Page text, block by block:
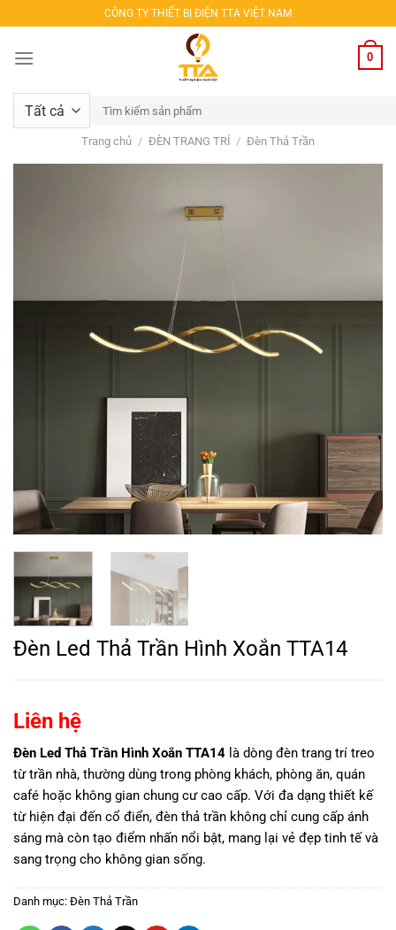
qua
nội
CÔNG TY THIẾT BỊ ĐIỆN TTA VIỆT NAM
0
Tìm
kiếm:
Trang chủ / ĐÈN TRANG TRÍ / Đèn Thả Trần
Đèn Led Thả Trần Hình Xoắn TTA14
Liên hệ
Đèn Led Thả Trần Hình Xoắn TTA14 là dòng đèn trang trí treo
từ trần nhà, thường dùng trong phòng khách, phòng ăn, quán
café hoặc không gian chung cư cao cấp. Với đa dạng thiết kế
từ hiện đại đến cổ điển, đèn thả trần không chỉ cung cấp ánh
sáng mà còn tạo điểm nhấn nổi bật, mang lại vẻ đẹp tinh tế và
sang trọng cho không gian sống.
Danh mục: Đèn Thả Trần